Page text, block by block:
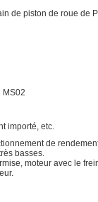
de piston de roue de
MS02
importé, etc.
de
basses.
moteur avec le